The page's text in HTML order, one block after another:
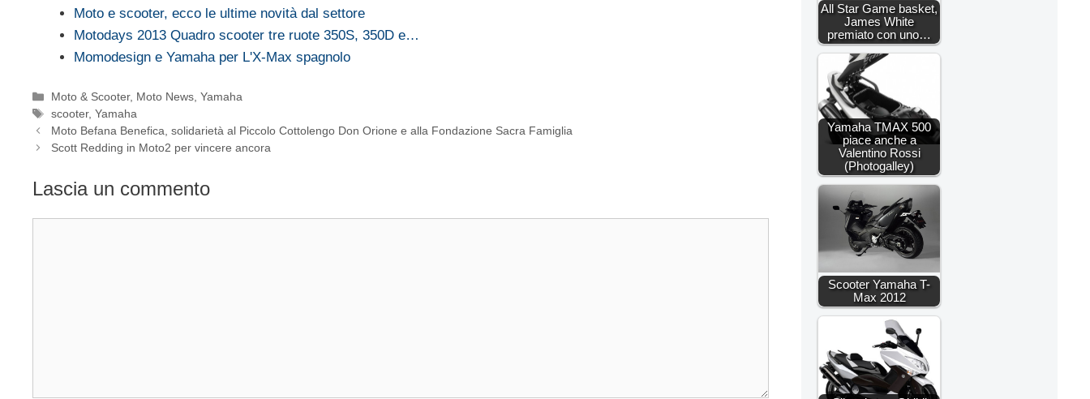
Moto e scooter, ecco le ultime novità dal settore
Motodays 2013 Quadro scooter tre ruote 350S, 350D e…
Momodesign e Yamaha per L'X-Max spagnolo
Categorie
Moto & Scooter, Moto News,Yamaha
Tag
scooter,Yamaha
Moto Befana Benefica, solidarietà al Piccolo Cottolengo Don Orione e alla Fondazione Sacra Famiglia
Scott Redding in Moto2 per vincere ancora
Lascia un commento
All Star Game basket,
James White
premiato con uno…
Yamaha TMAX 500
piace anche a
Valentino Rossi
(Photogalley)
Scooter Yamaha T-
Max 2012